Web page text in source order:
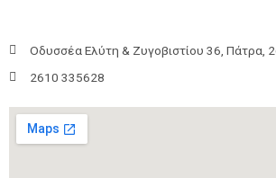
Οδυσσέα Ελύτη & Ζυγοβιστίου 36, Πάτρα,
2610 335628